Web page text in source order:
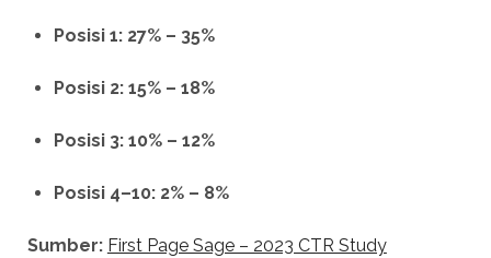
Posisi 1: 27% – 35%
Posisi 2: 15% – 18%
Posisi 3: 10% – 12%
Posisi 4–10: 2% – 8%
Sumber: First Page Sage – 2023 CTR Study